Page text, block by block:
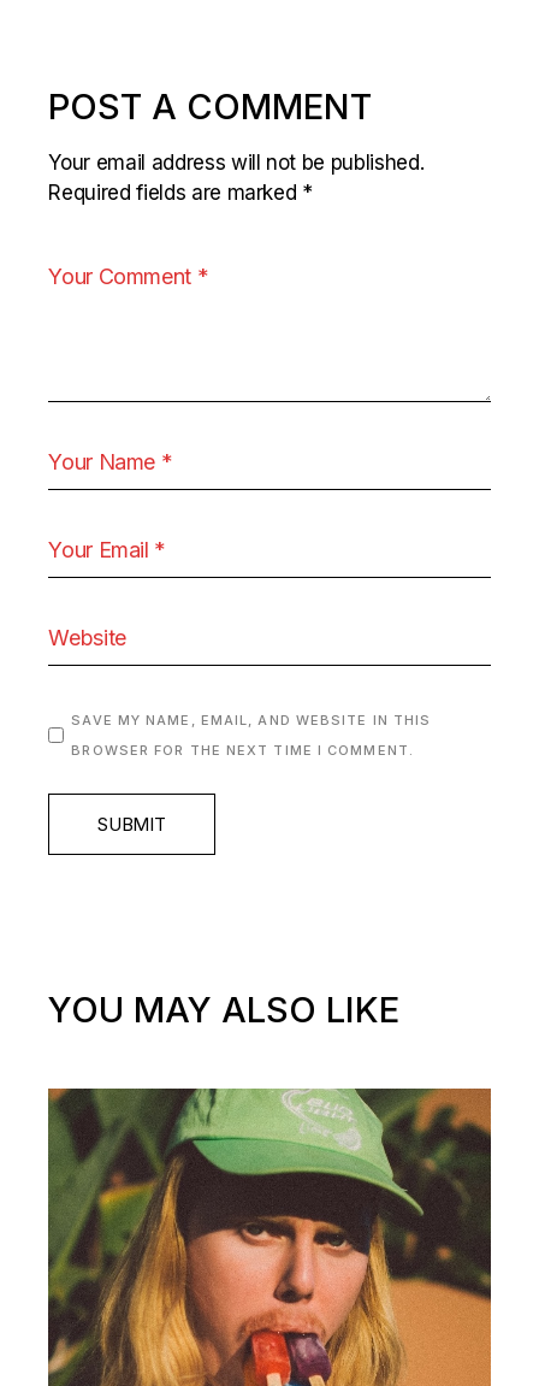
POST A COMMENT
Your email address will not be published.
Required fields are marked *
SAVE MY NAME, EMAIL, AND WEBSITE IN THIS
BROWSER FOR THE NEXT TIME I COMMENT.
SUBMIT
YOU MAY ALSO LIKE